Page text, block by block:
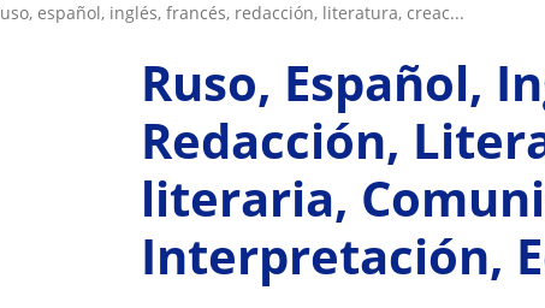
ruso, español, inglés, francés, redacción, literatura, creac...
Ruso, Español,
Redacción,
literaria,
Interpretación,